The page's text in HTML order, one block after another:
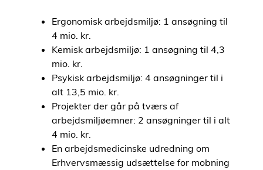
Ergonomisk arbejdsmiljø: 1 ansøgning til
4 mio. kr.
Kemisk arbejdsmiljø: 1 ansøgning til 4,3
mio. kr.
Psykisk arbejdsmiljø: 4 ansøgninger til i
alt 13,5 mio. kr.
Projekter der går på tværs af
arbejdsmiljøemner: 2 ansøgninger til i alt
4 mio. kr.
En arbejdsmedicinske udredning om
Erhvervsmæssig udsættelse for mobning